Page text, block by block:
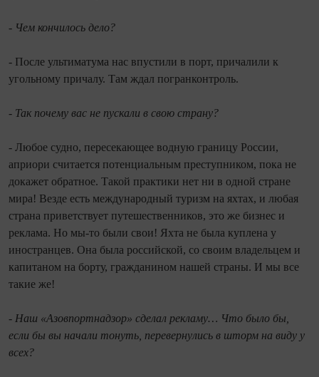
- Чем кончилось дело?
- После ультиматума нас впустили в порт, причалили к
угольному причалу. Там ждал погранконтроль.
- Так почему вас не пускали в свою страну?
- Любое судно, пересекающее вод­ную границу России,
априори считается потенциальным преступником, пока не
докажет обратное. Такой практики нет ни в одной стране
мира! Везде есть международный туризм на яхтах, и любая
страна приветствует путешественников, это же бизнес и
реклама. Но мы-то были свои! Яхта не была куплена у
иностранцев. Она была российской, со своим владельцем и
капитаном на борту, гражданином нашей страны. И мы все
такие же!
- Наш «Азовпортнадзор» сделал рекламу… Что было бы,
если бы вы начали тонуть, перевернулись в шторм на виду у
всех?